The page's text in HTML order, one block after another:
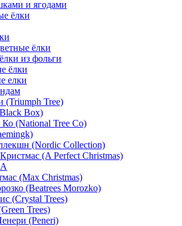
и ягодами
ёлки
ёлки
из фольги
ёлки
елки
(Triumph Tree)
Box)
(National Tree Co)
(Nordic Collection)
(A Perfect Christmas)
(Max Christmas)
(Beatrees Morozko)
(Crystal Trees)
Trees)
(Peneri)